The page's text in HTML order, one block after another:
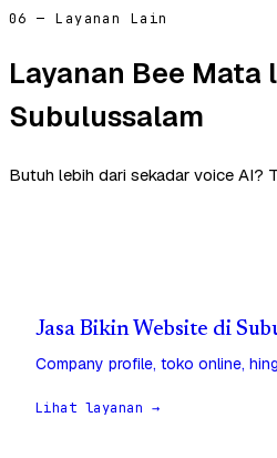
06 — Layanan Lain
Layanan Bee Mata
Subulussalam
Butuh lebih dari sekadar voice AI?
Jasa Bikin Website di
Company profile, toko online,
Lihat layanan →